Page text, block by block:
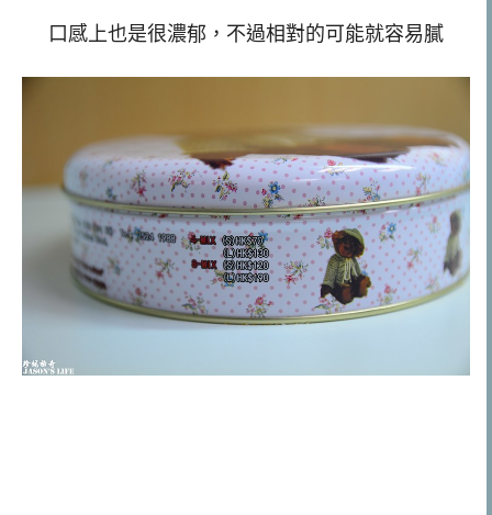
口感上也是很濃郁，不過相對的可能就容易膩